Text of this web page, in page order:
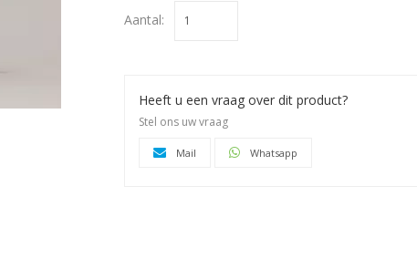
Aantal:
Heeft u een vraag over dit product?
Stel ons uw vraag
Mail Whatsapp